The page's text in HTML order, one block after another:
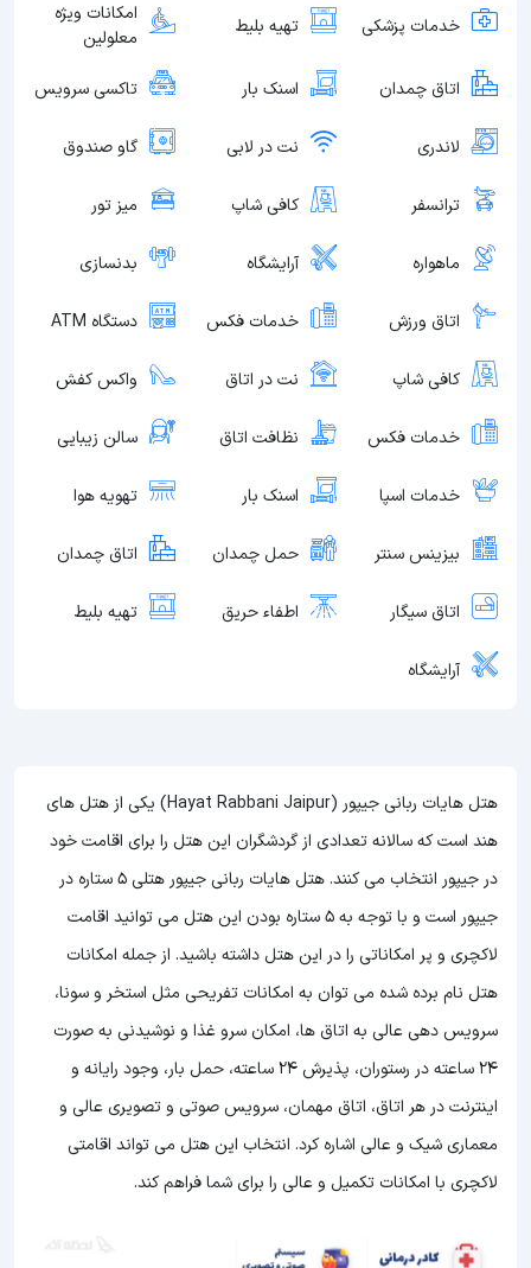
خدمات پزشکی تهیه بلیط
امکانات ویژه
معلولین
اتاق چمدان اسنک بار تاکسی سرویس
لاندری نت در لابی گاو صندوق
ترانسفر کافی شاپ میز تور
ماهواره آرایشگاه بدنسازی
اتاق ورزش خدمات فکس دستگاه ATM
کافی شاپ نت در اتاق واکس کفش
خدمات فکس نظافت اتاق سالن زیبایی
خدمات اسپا اسنک بار تهویه هوا
بیزینس سنتر حمل چمدان اتاق چمدان
اتاق سیگار اطفاء حریق تهیه بلیط
آرایشگاه
هتل هایات ربانی جیپور (Hayat Rabbani Jaipur) یکی از هتل های
هند است که سالانه تعدادی از گردشگران این هتل را برای اقامت خود
در جیپور انتخاب می کنند. هتل هایات ربانی جیپور هتلی 5 ستاره در
جیپور است و با توجه به 5 ستاره بودن این هتل
می توانید اقامت
لاکچری و پر امکاناتی را در این هتل داشته باشید. از جمله امکانات
هتل نام برده شده می توان به امکانات تفریحی مثل استخر و سونا،
سرویس دهی عالی به اتاق ها، امکان سرو غذا و نوشیدنی به صورت
24 ساعته در رستوران، پذیرش 24 ساعته، حمل بار، وجود رایانه و
اینترنت در هر اتاق، اتاق مهمان، سرویس صوتی و تصویری عالی و
معماری شیک و عالی اشاره کرد. انتخاب این هتل می تواند اقامتی
لاکچری با امکانات تکمیل و عالی را برای شما فراهم کند.